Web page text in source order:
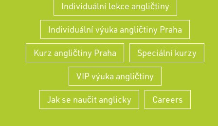
Individuální lekce angličtiny
Individuální výuka angličtiny Praha
Kurz angličtiny Praha Speciální kurzy
VIP výuka angličtiny
Jak se naučit anglicky Careers